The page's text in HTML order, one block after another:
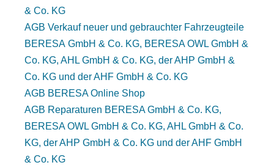
& Co. KG
AGB Verkauf neuer und gebrauchter Fahrzeugteile
BERESA GmbH & Co. KG, BERESA OWL GmbH &
Co. KG, AHL GmbH & Co. KG, der AHP GmbH &
Co. KG und der AHF GmbH & Co. KG
AGB BERESA Online Shop
AGB Reparaturen BERESA GmbH & Co. KG,
BERESA OWL GmbH & Co. KG, AHL GmbH & Co.
KG, der AHP GmbH & Co. KG und der AHF GmbH
& Co. KG